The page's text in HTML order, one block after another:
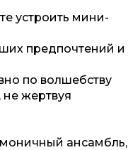
устроить мини-
предпочтений и
по волшебству
жертвуя
ансамбль,